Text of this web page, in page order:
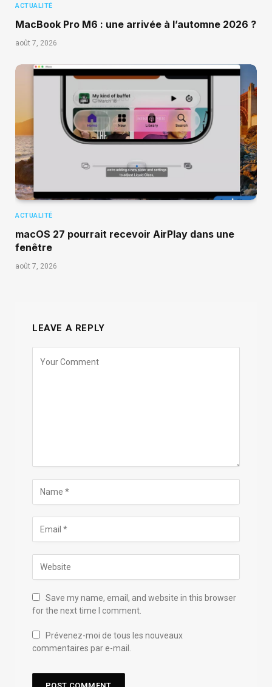
ACTUALITÉ
MacBook Pro M6 : une arrivée à l’automne 2026 ?
août 7, 2026
ACTUALITÉ
macOS 27 pourrait recevoir AirPlay dans une
fenêtre
août 7, 2026
LEAVE A REPLY
Save my name, email, and website in this browser
for the next time I comment.
Prévenez-moi de tous les nouveaux
commentaires par e-mail.